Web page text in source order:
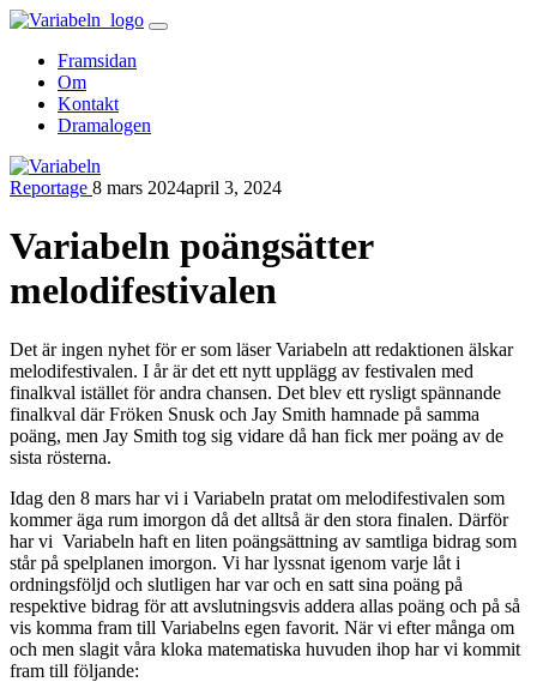
Skip
contentFramsidan
Om
Kontakt
Dramalogen
Reportage 8 mars 2024april 3, 2024
Variabeln poängsätter
melodifestivalen
Det är ingen nyhet för er som läser Variabeln att redaktionen älskar
melodifestivalen. I år är det ett nytt upplägg av festivalen med
finalkval istället för andra chansen. Det blev ett rysligt spännande
finalkval där Fröken Snusk och Jay Smith hamnade på samma
poäng, men Jay Smith tog sig vidare då han fick mer poäng av de
sista rösterna.
Idag den 8 mars har vi i Variabeln pratat om melodifestivalen som
kommer äga rum imorgon då det alltså är den stora finalen. Därför
har vi Variabeln haft en liten poängsättning av samtliga bidrag som
står på spelplanen imorgon. Vi har lyssnat igenom varje låt i
ordningsföljd och slutligen har var och en satt sina poäng på
respektive bidrag för att avslutningsvis addera allas poäng och på så
vis komma fram till Variabelns egen favorit. När vi efter många om
och men slagit våra kloka matematiska huvuden ihop har vi kommit
fram till följande: